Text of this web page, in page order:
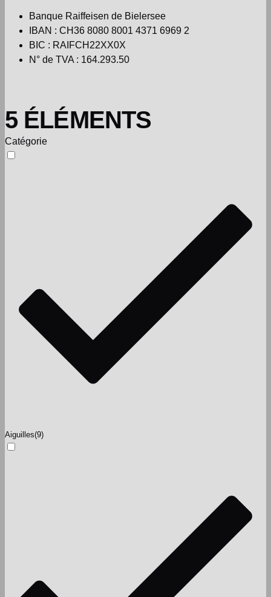
Banque Raiffeisen de Bielersee
IBAN : CH36 8080 8001 4371 6969 2
BIC : RAIFCH22XX0X
N° de TVA : 164.293.50
5 ÉLÉMENTS
Catégorie
Aiguilles(9)